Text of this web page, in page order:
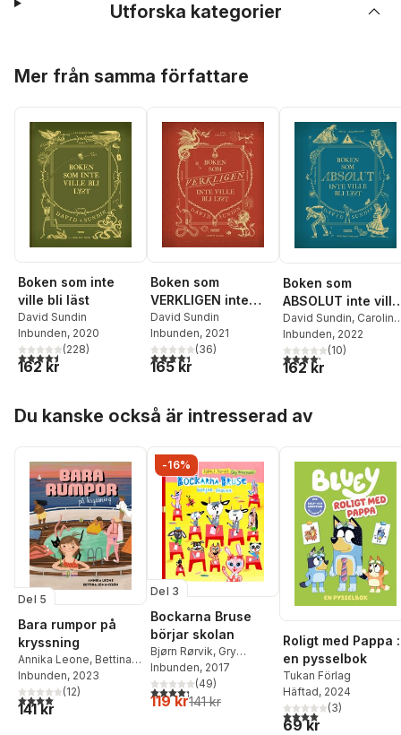
Utforska kategorier
Mer från samma författare
Boken som inte
ville bli läst
David Sundin
Inbunden, 2020
4,5utav 5 stjärnor. Totalt antal röster:
(228)
162 kr
Boken som
VERKLIGEN inte
ville bli läst
David Sundin
Inbunden, 2021
4,4utav 5 stjärnor. Totalt antal röster:
(36)
165 kr
Boken som
ABSOLUT inte ville
bli läst
David Sundin, Caroline
Linhult
Inbunden, 2022
4,2utav 5 stjärnor.
(10)
162 kr
Du kanske också är intresserad av
Del 5
Bara rumpor på
kryssning
Annika Leone, Bettina
Johansson
Inbunden, 2023
4,0utav 5 stjärnor. Totalt antal röster:
(12)
141 kr
-16%
Del 3
Bockarna Bruse
börjar skolan
Bjørn Rørvik, Gry
Moursund
Inbunden, 2017
4,3utav 5 stjärnor. Totalt antal röster:
(49)
119 kr141 kr
Roligt med Pappa :
en pysselbok
Tukan Förlag
Häftad, 2024
4,0utav 5 stjärnor.
(3)
69 kr